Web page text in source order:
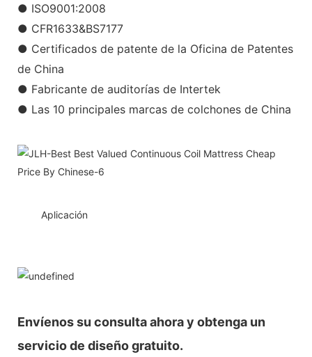
● ISO9001:2008
● CFR1633&BS7177
● Certificados de patente de la Oficina de Patentes
de China
● Fabricante de auditorías de Intertek
● Las 10 principales marcas de colchones de China
Aplicación
Envíenos su consulta ahora y obtenga un
servicio de diseño gratuito.